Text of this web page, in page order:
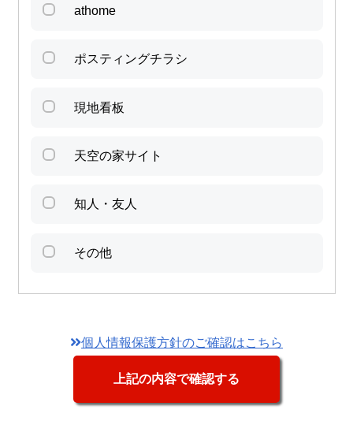
athome
ポスティングチラシ
現地看板
天空の家サイト
知人・友人
その他
個人情報保護方針のご確認はこちら